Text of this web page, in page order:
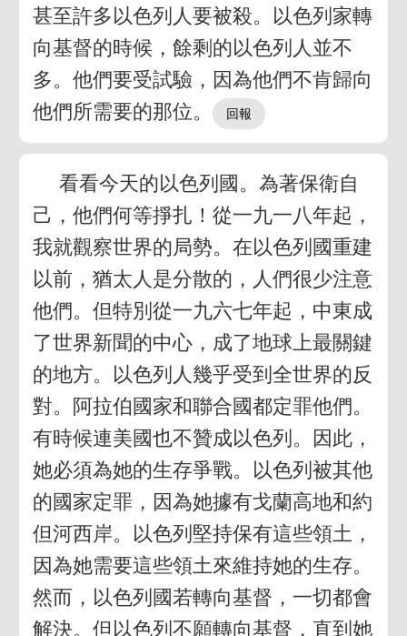
甚至許多以色列人要被殺。以色列家轉
向基督的時候，餘剩的以色列人並不
多。他們要受試驗，因為他們不肯歸向
他們所需要的那位。
看看今天的以色列國。為著保衛自
己，他們何等掙扎！從一九一八年起，
我就觀察世界的局勢。在以色列國重建
以前，猶太人是分散的，人們很少注意
他們。但特別從一九六七年起，中東成
了世界新聞的中心，成了地球上最關鍵
的地方。以色列人幾乎受到全世界的反
對。阿拉伯國家和聯合國都定罪他們。
有時候連美國也不贊成以色列。因此，
她必須為她的生存爭戰。以色列被其他
的國家定罪，因為她據有戈蘭高地和約
但河西岸。以色列堅持保有這些領土，
因為她需要這些領土來維持她的生存。
然而，以色列國若轉向基督，一切都會
解決。但以色列不願轉向基督，直到她